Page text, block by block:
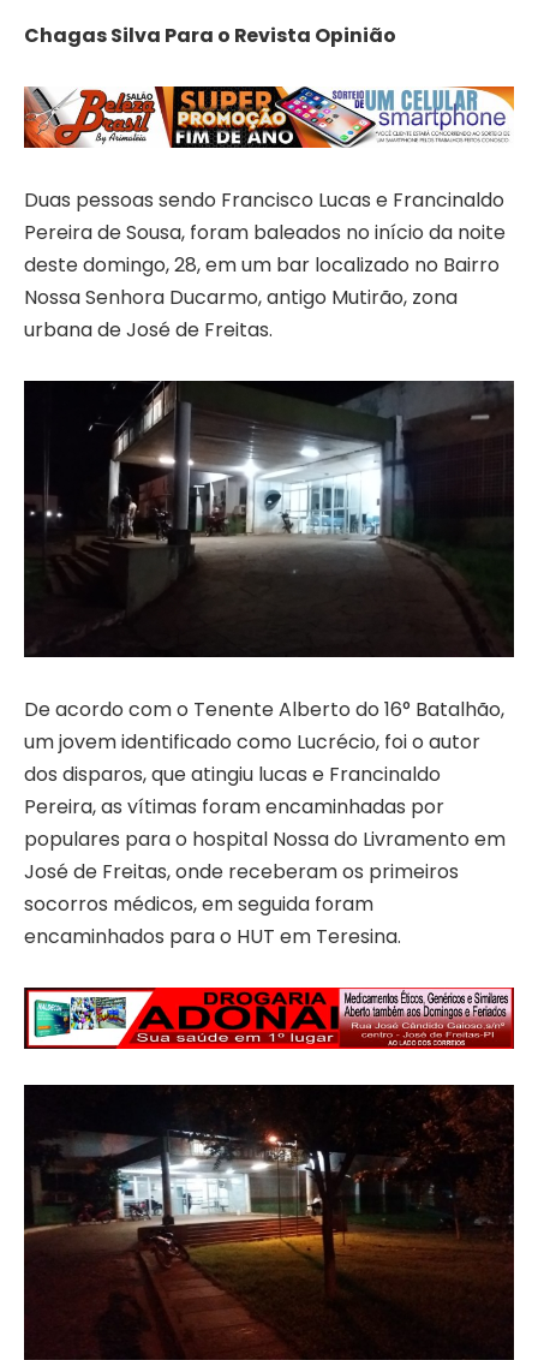
Chagas Silva Para o Revista Opinião
Duas pessoas sendo Francisco Lucas e Francinaldo
Pereira de Sousa, foram baleados no início da noite
deste domingo, 28, em um bar localizado no Bairro
Nossa Senhora Ducarmo, antigo Mutirão, zona
urbana de José de Freitas.
De acordo com o Tenente Alberto do 16° Batalhão,
um jovem identificado como Lucrécio, foi o autor
dos disparos, que atingiu lucas e Francinaldo
Pereira, as vítimas foram encaminhadas por
populares para o hospital Nossa do Livramento em
José de Freitas, onde receberam os primeiros
socorros médicos, em seguida foram
encaminhados para o HUT em Teresina.